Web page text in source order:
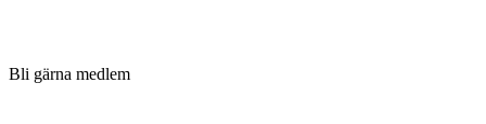
Bli gärna medlem